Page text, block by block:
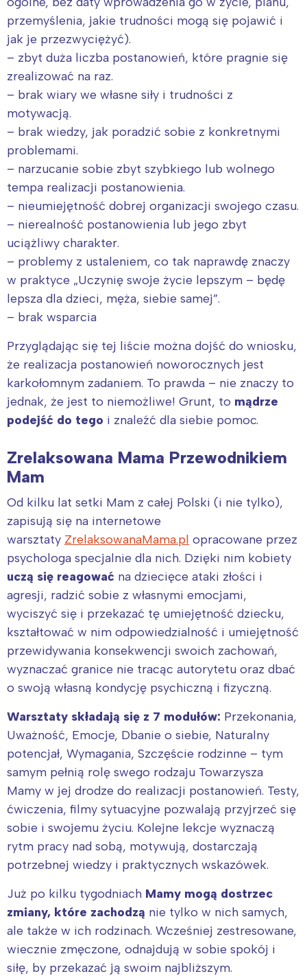
przemyślenia, jakie trudności mogą się pojawić i
jak je przezwyciężyć).
– zbyt duża liczba postanowień, które pragnie się
zrealizować na raz.
– brak wiary we własne siły i trudności z
motywacją.
– brak wiedzy, jak poradzić sobie z konkretnymi
problemami.
– narzucanie sobie zbyt szybkiego lub wolnego
tempa realizacji postanowienia.
– nieumiejętność dobrej organizacji swojego czasu.
– nierealność postanowienia lub jego zbyt
uciążliwy charakter.
– problemy z ustaleniem, co tak naprawdę znaczy
w praktyce „Uczynię swoje życie lepszym – będę
lepsza dla dzieci, męża, siebie samej”.
– brak wsparcia
Przyglądając się tej liście można dojść do wniosku,
że realizacja postanowień noworocznych jest
karkołomnym zadaniem. To prawda – nie znaczy to
jednak, że jest to niemożliwe! Grunt, to mądrze
podejść do tego i znaleźć dla siebie pomoc.
Zrelaksowana Mama Przewodnikiem
Mam
Od kilku lat setki Mam z całej Polski (i nie tylko),
zapisują się na internetowe
warsztaty ZrelaksowanaMama.pl opracowane przez
psychologa specjalnie dla nich. Dzięki nim kobiety
uczą się reagować na dziecięce ataki złości i
agresji, radzić sobie z własnymi emocjami,
wyciszyć się i przekazać tę umiejętność dziecku,
kształtować w nim odpowiedzialność i umiejętność
przewidywania konsekwencji swoich zachowań,
wyznaczać granice nie tracąc autorytetu oraz dbać
o swoją własną kondycję psychiczną i fizyczną.
Warsztaty składają się z 7 modułów: Przekonania,
Uważność, Emocje, Dbanie o siebie, Naturalny
potencjał, Wymagania, Szczęście rodzinne – tym
samym pełnią rolę swego rodzaju Towarzysza
Mamy w jej drodze do realizacji postanowień. Testy,
ćwiczenia, filmy sytuacyjne pozwalają przyjrzeć się
sobie i swojemu życiu. Kolejne lekcje wyznaczą
rytm pracy nad sobą, motywują, dostarczają
potrzebnej wiedzy i praktycznych wskazówek.
Już po kilku tygodniach Mamy mogą dostrzec
zmiany, które zachodzą nie tylko w nich samych,
ale także w ich rodzinach. Wcześniej zestresowane,
wiecznie zmęczone, odnajdują w sobie spokój i
siłę, by przekazać ją swoim najbliższym.